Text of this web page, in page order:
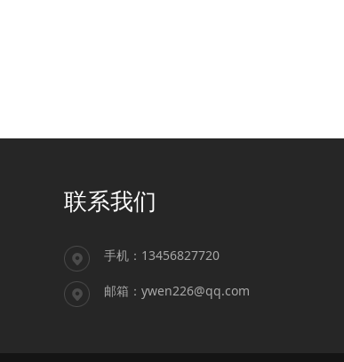
联系我们
手机：13456827720
邮箱：ywen226@qq.com